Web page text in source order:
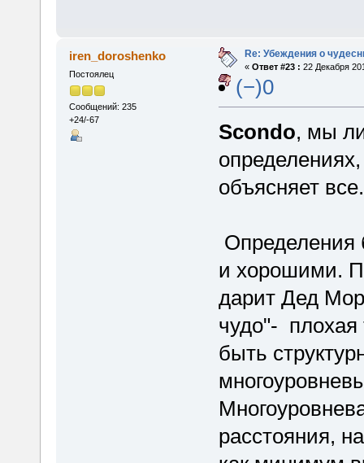
iren_doroshenko
Постоялец
Сообщений: 235
+24/-67
Re: Убеждения о
« Ответ #23 : 22 Декабря
(−)0
Scondo, мы
объясняет все.
и хорошими.
дарит Дед
чудо"-
быть
расстояния,